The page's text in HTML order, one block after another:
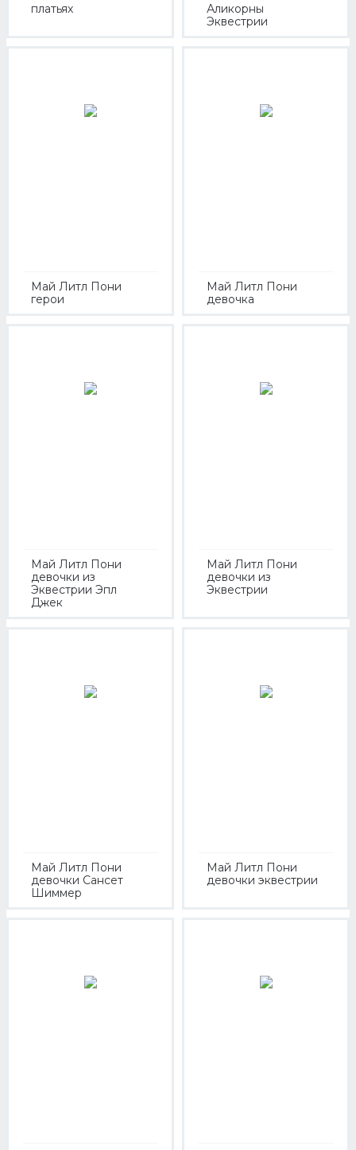
платьях
Аликорны
Эквестрии
Май Литл Пони
герои
Май Литл Пони
девочка
Май Литл Пони
девочки из
Эквестрии Эпл
Джек
Май Литл Пони
девочки из
Эквестрии
Май Литл Пони
девочки Сансет
Шиммер
Май Литл Пони
девочки эквестрии